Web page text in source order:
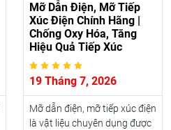
Mỡ Dẫn Điện, Mỡ Tiếp
Xúc Điện Chính Hãng |
Chống Oxy Hóa, Tăng
Hiệu Quả Tiếp Xúc
19 Tháng 7, 2026
Mỡ dẫn điện, mỡ tiếp xúc điện
là vật liệu chuyên dụng được